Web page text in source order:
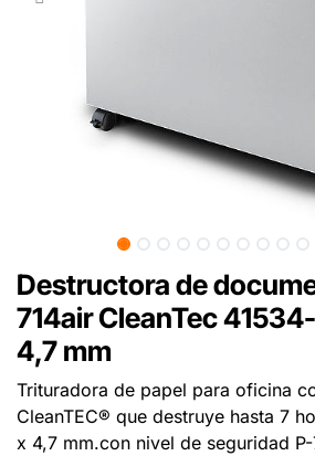
Destructora de
714air CleanTec
4,7 mm
Trituradora de papel para oficina
CleanTEC® que destruye hasta 7
x 4,7 mm.con nivel de seguridad